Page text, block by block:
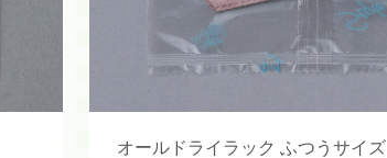
オールドライラック ふつうサイズ